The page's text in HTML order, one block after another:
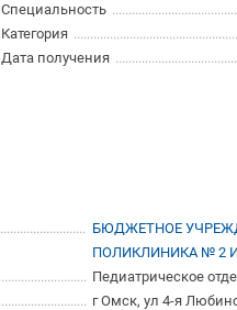
Специальность
Категория
Дата получения
БЮДЖЕТНОЕ
ПОЛИКЛИНИКА № 2
Педиатрическое
г Омск, ул 4-я